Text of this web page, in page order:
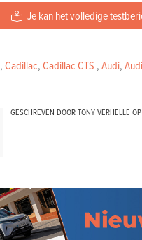
Je kan het volledige
,Cadillac,Cadillac CTS ,Audi,
GESCHREVEN DOOR TONY VERHELLE OP